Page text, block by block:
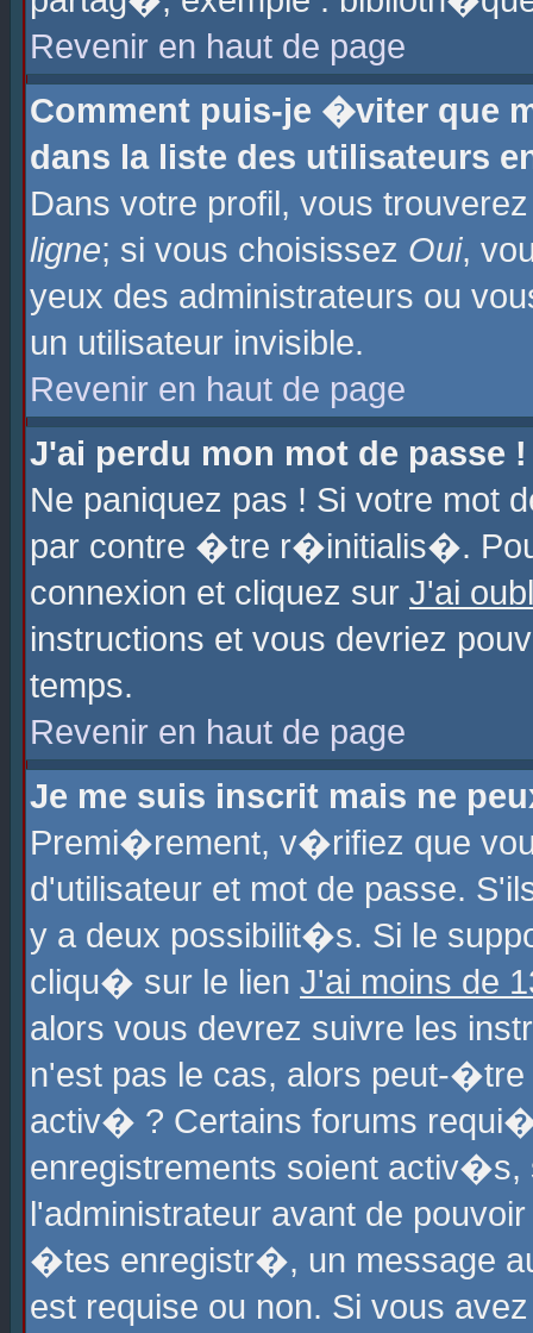
Revenir en haut de page
Comment puis-je �viter que
dans la liste des utilisateurs
Dans votre profil, vous
ligne; si vous choisissez Oui,
yeux des administrateurs ou
un utilisateur invisible.
Revenir en haut de page
J'ai perdu mon mot de passe !
Ne paniquez pas ! Si votre
par contre �tre r�initialis�.
connexion et cliquez sur J'ai
instructions et vous devriez
temps.
Revenir en haut de page
Je me suis inscrit mais ne
Premi�rement, v�rifiez que
d'utilisateur et mot de passe.
y a deux possibilit�s. Si le
cliqu� sur le lien J'ai moins de
alors vous devrez suivre les
n'est pas le cas, alors peut-
activ� ? Certains forums
enregistrements soient
l'administrateur avant de
�tes enregistr�, un message
est requise ou non. Si vous